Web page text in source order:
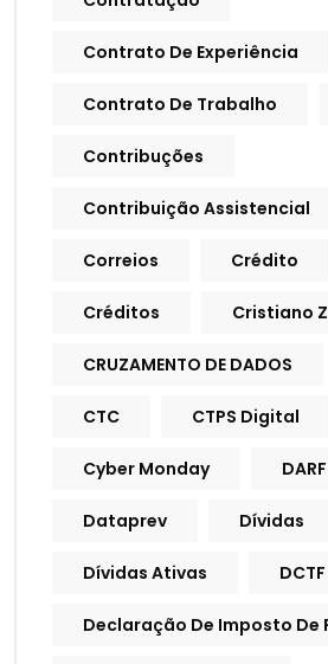
Contrato De Experiência
Contrato De Trabalho
Contribuções
Contribuição Assistencial
Correios Crédito
Créditos Cristiano
CRUZAMENTO DE DADOS
CTC CTPS Digital
Cyber Monday DARF
Dataprev Dívidas
Dívidas Ativas DCTF
Declaração De Imposto De